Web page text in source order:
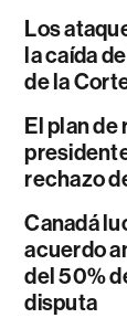
Los
la caída
de la
El plan
rechazo
Canadá
acuerdo
del 50%
disputa